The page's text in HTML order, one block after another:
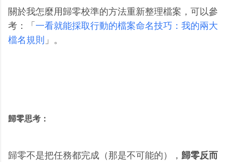
關於我怎麼用歸零校準的方法重新整理檔案，可以參
考：「 一看就能採取行動的檔案命名技巧：我的兩大
檔名規則 」。
歸零思考：
歸零不是把任務都完成（那是不可能的）， 歸零反而